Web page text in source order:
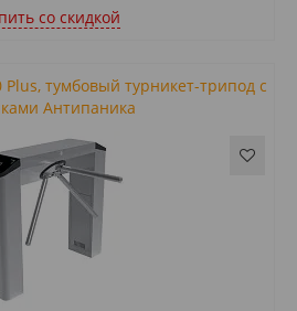
cо скидкой
Plus, тумбовый турникет-трипод с
Антипаника